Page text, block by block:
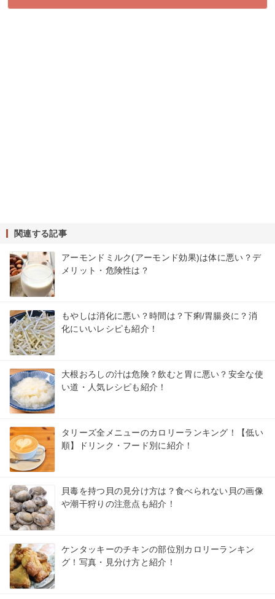
関連する記事
アーモンドミルク(アーモンド効果)は体に悪い？デ
メリット・危険性は？
もやしは消化に悪い？時間は？下痢/胃腸炎に？消
化にいいレシピも紹介！
大根おろしの汁は危険？飲むと胃に悪い？安全な使
い道・人気レシピも紹介！
タリーズ全メニューのカロリーランキング！【低い
順】ドリンク・フード別に紹介！
貝毒を持つ貝の見分け方は？食べられない貝の画像
や潮干狩りの注意点も紹介！
ケンタッキーのチキンの部位別カロリーランキン
グ！写真・見分け方と紹介！